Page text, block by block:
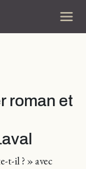
roman et
t-il ? » avec